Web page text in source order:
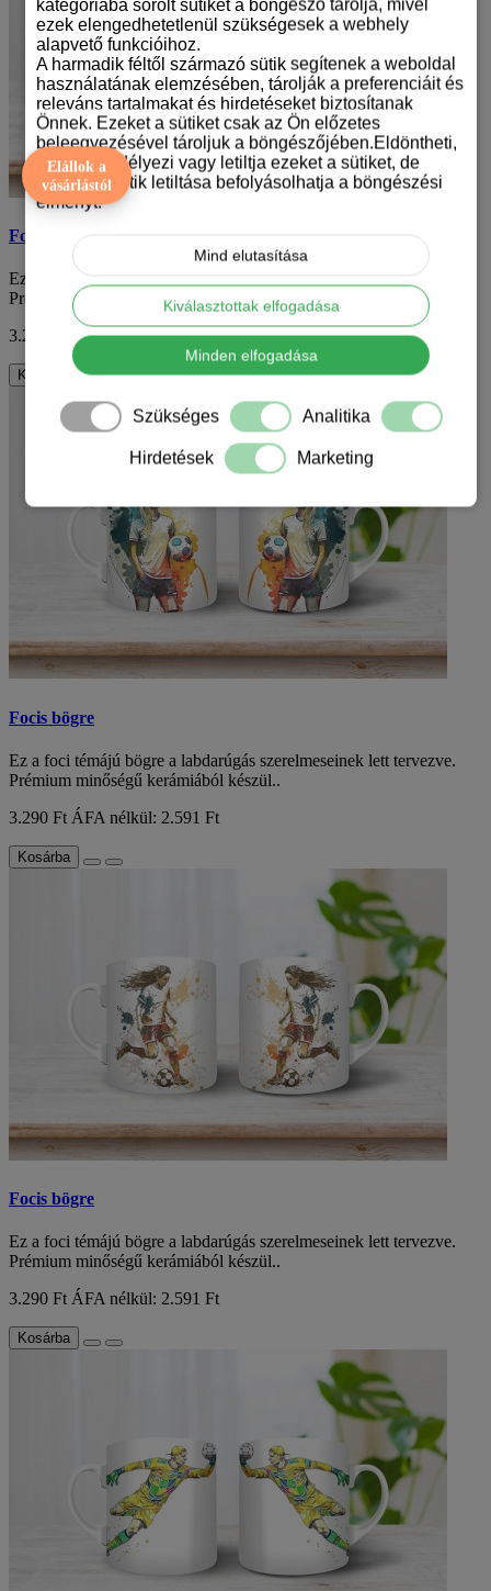
Focis bögre
Ez a foci témájú bögre a labdarúgás szerelmeseinek lett tervezve.
Prémium minőségű kerámiából készül..
3.290 Ft
ÁFA nélkül: 2.591 Ft
Kosárba
Focis bögre
Ez a foci témájú bögre a labdarúgás szerelmeseinek lett tervezve.
Prémium minőségű kerámiából készül..
3.290 Ft ÁFA nélkül: 2.591 Ft
Kosárba
Focis bögre
Ez a foci témájú bögre a labdarúgás szerelmeseinek lett tervezve.
Prémium minőségű kerámiából készül..
3.290 Ft ÁFA nélkül: 2.591 Ft
Kosárba
Elállok a
vásárlástól
kategóriába sorolt sütiket a böngésző tárolja, mivel
ezek elengedhetetlenül szükségesek a webhely
alapvető funkcióihoz.
A harmadik féltől származó sütik segítenek a weboldal
használatának elemzésében, tárolják a preferenciáit és
releváns tartalmakat és hirdetéseket biztosítanak
Önnek. Ezeket a sütiket csak az Ön előzetes
beleegyezésével tároljuk a böngészőjében.Eldöntheti,
hogy engedélyezi vagy letiltja ezeket a sütiket, de
bizonyos sütik letiltása befolyásolhatja a böngészési
élményt.
Mind elutasítása
Kiválasztottak elfogadása
Minden elfogadása
Szükséges Analitika
Hirdetések Marketing